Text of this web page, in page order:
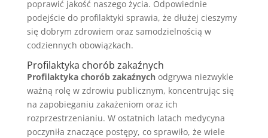
poprawić jakość naszego życia. Odpowiednie
podejście do profilaktyki sprawia, że dłużej cieszymy
się dobrym zdrowiem oraz samodzielnością w
codziennych obowiązkach.
Profilaktyka chorób zakaźnych
Profilaktyka chorób zakaźnychodgrywa niezwykle
ważną rolę w zdrowiu publicznym, koncentrując się
na zapobieganiu zakażeniom oraz ich
rozprzestrzenianiu. W ostatnich latach medycyna
poczyniła znaczące postępy, co sprawiło, że wiele